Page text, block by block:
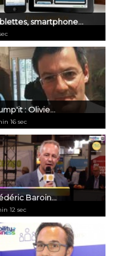
smartphone...
: Olivie...
16 sec
Baroin...
12 sec